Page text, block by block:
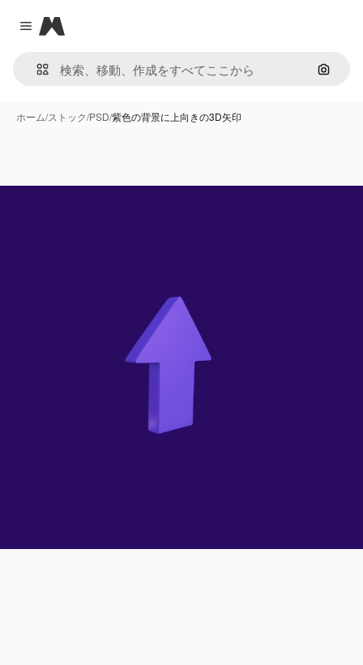
Close menu
Magnific
画像で
ホーム/ストック/PSD/紫色の背景に上向きの3D矢印